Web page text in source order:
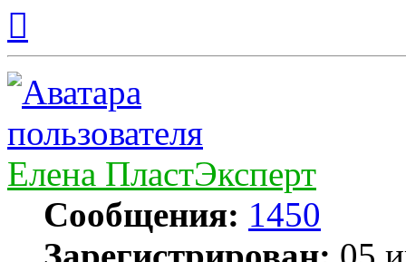
началу
Елена ПластЭксперт
Сообщения: 1450